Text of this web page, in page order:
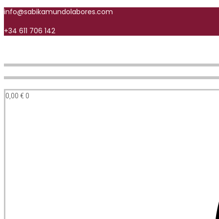
info@sabikamundolabores.com
+34 611 706 142
0,00 € 0